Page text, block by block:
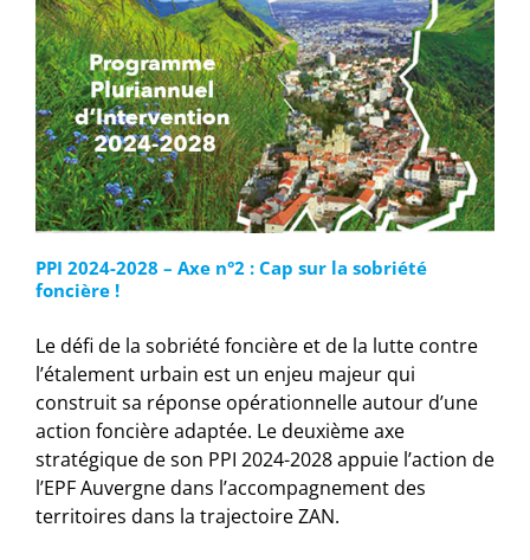
PPI 2024-2028 – Axe n°2 : Cap sur la sobriété
foncière !
Le défi de la sobriété foncière et de la lutte contre
l’étalement urbain est un enjeu majeur qui
construit sa réponse opérationnelle autour d’une
action foncière adaptée. Le deuxième axe
stratégique de son PPI 2024-2028 appuie l’action de
l’EPF Auvergne dans l’accompagnement des
territoires dans la trajectoire ZAN.